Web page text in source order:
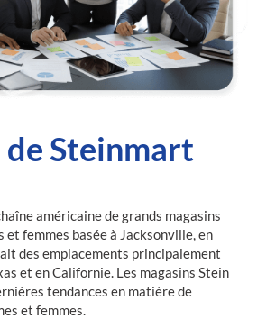
Steinmart
américaine de grands magasins
et femmes basée à Jacksonville, en
des emplacements principalement
et en Californie. Les magasins Stein
tendances en matière de
et femmes.